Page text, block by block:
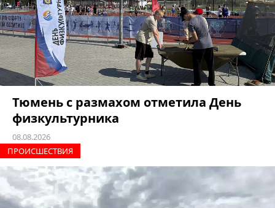
Тюмень с размахом отметила День
физкультурника
08.08.2026
ПРОИCШЕСТВИЯ